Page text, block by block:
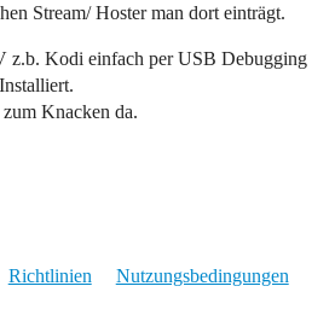
Stream/ Hoster man dort einträgt.
z.b. Kodi einfach per USB Debugging
Knacken da.
Richtlinien Nutzungsbedingungen